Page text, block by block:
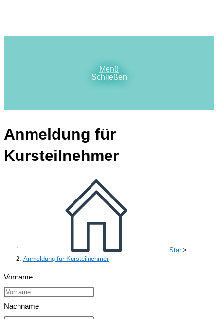
Menü
Schließen
Anmeldung für
Kursteilnehmer
Start>
Anmeldung für Kursteilnehmer
Vorname
Nachname